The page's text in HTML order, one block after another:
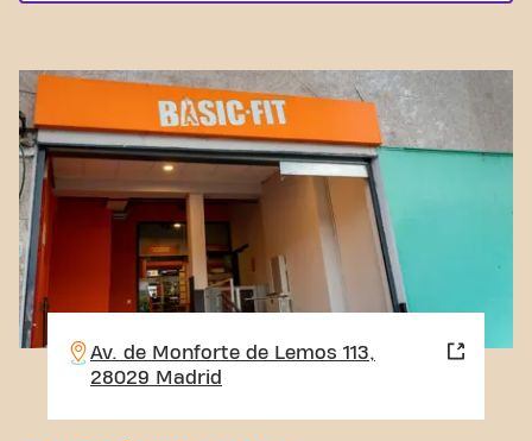
Av. de Monforte de Lemos 113,
28029 Madrid